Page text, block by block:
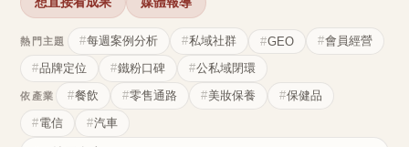
熱門主題 每週案例分析 私域社群 GEO
會員經營
品牌定位
鐵粉口碑 公私域閉環
依產業 餐飲 零售通路 美妝保養
保健品
電信
汽車